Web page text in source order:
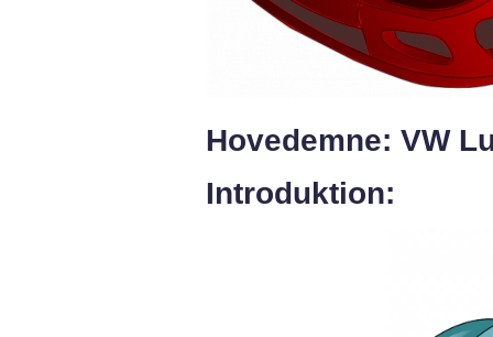
Hovedemne: VW
Introduktion: